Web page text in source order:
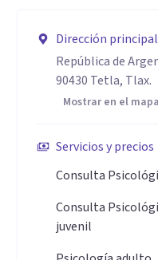
Dirección principal
República de
90430 Tetla, Tlax.
Mostrar en el mapa
Servicios y precios
Consulta
Consulta
juvenil